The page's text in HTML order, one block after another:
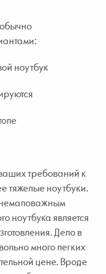
ноутбук
требований к
тяжелые ноутбуки.
немаловажным
ноутбука является
Дело в
много легких
цене. Вроде